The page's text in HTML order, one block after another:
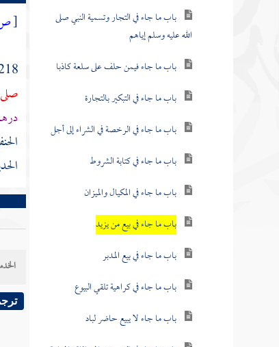
باب ما جاء في التجار وتسمية النبي صلى
الله عليه وسلم إياهم
باب ما جاء فيمن حلف على سلعة كاذبا
باب ما جاء في التبكير بالتجارة
باب ما جاء في الرخصة في الشراء إلى أجل
باب ما جاء في كتابة الشروط
باب ما جاء في المكيال والميزان
باب ما جاء في بيع من يزيد
باب ما جاء في بيع المدبر
باب ما جاء في كراهية تلقي البيوع
باب ما جاء لا يبيع حاضر لباد
[
1218